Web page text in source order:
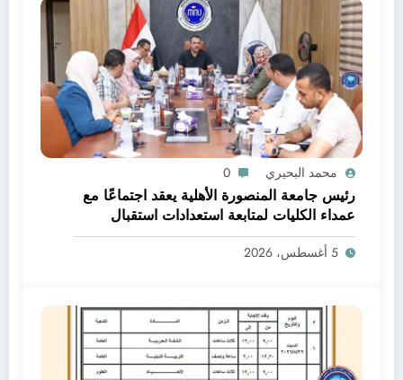
محمد البحيري 0
رئيس جامعة المنصورة الأهلية يعقد اجتماعًا مع
عمداء الكليات لمتابعة استعدادات استقبال
الطلاب الجدد والوقوف على جاهزية خدمات
القبول
5 أغسطس، 2026